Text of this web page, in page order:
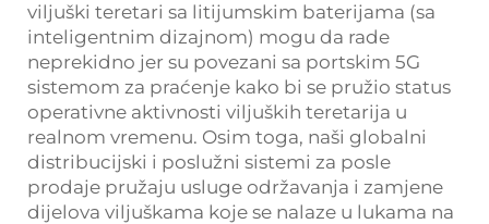
viljuški teretari sa litijumskim baterijama (sa
inteligentnim dizajnom) mogu da rade
neprekidno jer su povezani sa portskim 5G
sistemom za praćenje kako bi se pružio status
operativne aktivnosti viljuških teretarija u
realnom vremenu. Osim toga, naši globalni
distribucijski i poslužni sistemi za posle
prodaje pružaju usluge održavanja i zamjene
dijelova viljuškama koje se nalaze u lukama na